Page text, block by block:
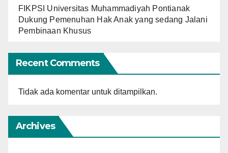
FIKPSI Universitas Muhammadiyah Pontianak
Dukung Pemenuhan Hak Anak yang sedang Jalani
Pembinaan Khusus
Recent Comments
Tidak ada komentar untuk ditampilkan.
Archives